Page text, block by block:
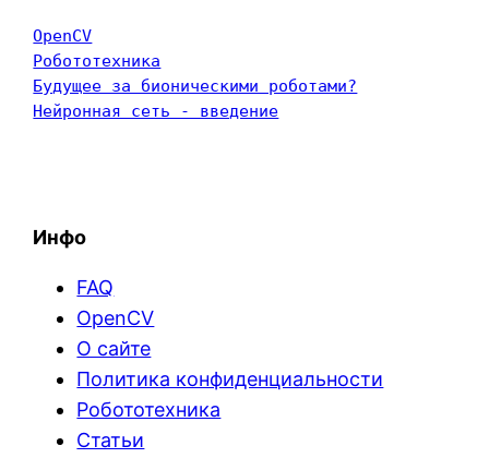
OpenCV
Робототехника
Будущее за бионическими роботами?
Нейронная сеть - введение
Инфо
FAQ
OpenCV
О сайте
Политика конфиденциальности
Робототехника
Статьи